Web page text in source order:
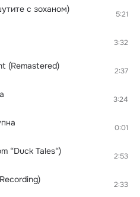
с зоханом) 5:21
3:32
(Remastered) 2:37
3:24
0:01
“Duck Tales“) 2:53
2:33